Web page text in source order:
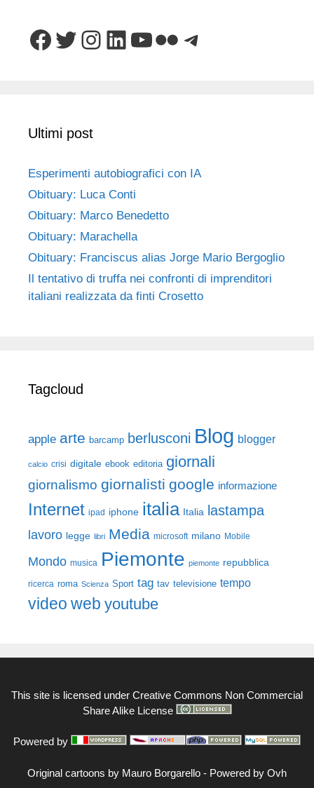
Facebook
Twitter
Instagram
LinkedIn
YouTube
FlickrTelegram
Ultimi post
Esperimenti autobiografici con IA
Obituary: Luca Conti
Obituary: Marco Benedetto
Obituary: Marachella
Obituary: Franciscus alias Jorge Mario Bergoglio
Il tentativo di truffa nei confronti di imprenditori
italiani realizzata da finti Crosetto
Tagcloud
apple arte barcamp berlusconi Blog blogger
calcio crisi digitale ebook editoria giornali
giornalismo giornalisti google informazione
Internet ipad iphone italia Italia lastampa
lavoro legge libri Media microsoft milano Mobile
Mondo musica Piemonte piemonte repubblica
ricerca roma Scienza Sport tag tav televisione tempo
video web youtube
This site is licensed under Creative Commons Non Commercial
Share Alike License
Powered by
Original cartoons by Mauro Borgarello - Powered by Ovh